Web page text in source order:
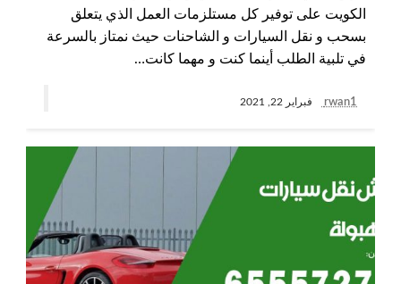
الكويت على توفير كل مستلزمات العمل الذي يتعلق
بسحب و نقل السيارات و الشاحنات حيث نمتاز بالسرعة
في تلبية الطلب أينما كنت و مهما كانت…
rwan1 فبراير 22, 2021